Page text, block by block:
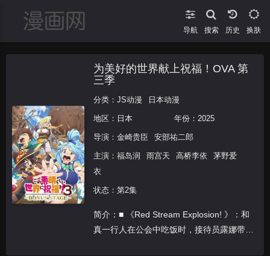
导航 搜索 换肤
为美好的世界献上祝福！OVA 第
三季
分类： JS动漫 日本动漫
地区： 日本 年份： 2025
导演： 金崎贵臣 安部祐二郎
主演： 福岛润 雨宫天 高桥李依
茅野爱
衣
状态：第2集
简介：■ 《Red Stream Explosion! 》：和
真一行人在公会中吃饭时，接待员露娜带来